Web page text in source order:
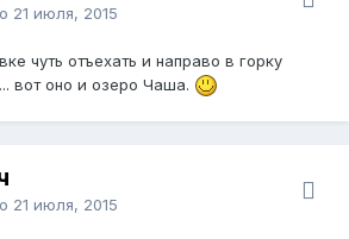
21 июля, 2015
чуть отъехать и направо в горку
вот оно и озеро Чаша.
21 июля, 2015